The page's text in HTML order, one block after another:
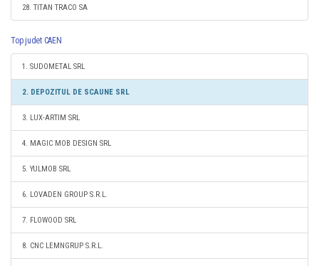
28. TITAN TRACO SA
Top judet CAEN
1. SUDOMETAL SRL
2. DEPOZITUL DE SCAUNE SRL
3. LUX-ARTIM SRL
4. MAGIC MOB DESIGN SRL
5. YULMOB SRL
6. LOVADEN GROUP S.R.L.
7. FLOWOOD SRL
8. CNC LEMNGRUP S.R.L.